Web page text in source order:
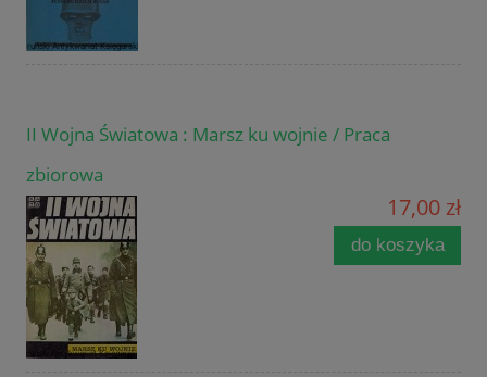
II Wojna Światowa : Marsz ku wojnie / Praca
zbiorowa
17,00 zł
do koszyka